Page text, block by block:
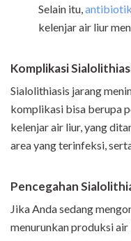
Selain itu,antibiotik
kelenjar air liur
Komplikasi
Sialolithiasis jarang
komplikasi bisa berupa
kelenjar air liur, yang
area yang terinfeksi,
Pencegahan
Jika Anda sedang
menurunkan produksi